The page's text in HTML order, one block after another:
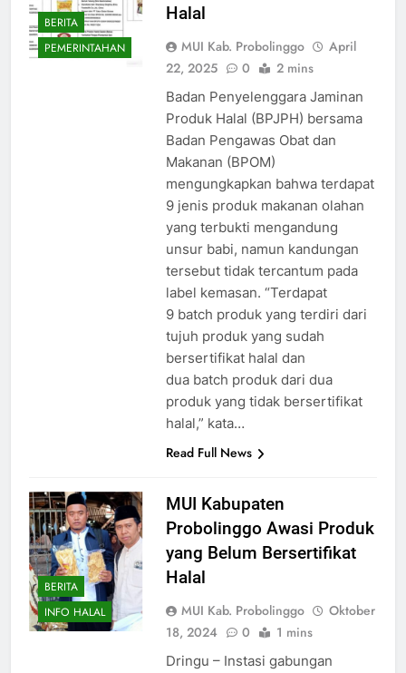
BERITA
PEMERINTAHAN
Halal
MUI Kab. Probolinggo
April
22, 2025
0 2 mins
Badan Penyelenggara Jaminan
Produk Halal (BPJPH) bersama
Badan Pengawas Obat dan
Makanan (BPOM)
mengungkapkan bahwa terdapat
9 jenis produk makanan olahan
yang terbukti mengandung
unsur babi, namun kandungan
tersebut tidak tercantum pada
label kemasan. “Terdapat
9 batch produk yang terdiri dari
tujuh produk yang sudah
bersertifikat halal dan
dua batch produk dari dua
produk yang tidak bersertifikat
halal,” kata…
Read Full News
BERITA
INFO HALAL
MUI Kabupaten
Probolinggo Awasi Produk
yang Belum Bersertifikat
Halal
MUI Kab. Probolinggo
Oktober
18, 2024
0 1 mins
Dringu – Instasi gabungan